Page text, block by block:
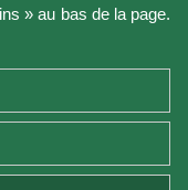
» au bas de la page.
Fermé